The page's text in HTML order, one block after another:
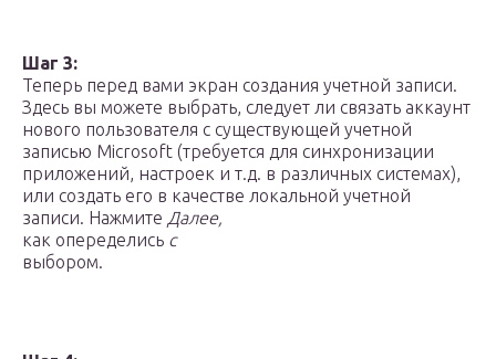
Шаг 3:
Теперь перед вами экран создания учетной записи.
Здесь вы можете выбрать, следует ли связать аккаунт
нового пользователя с существующей учетной
записью Microsoft (требуется для синхронизации
приложений, настроек и т.д. в различных системах),
или создать его в качестве локальной учетной
записи. Нажмите Далее,
как опеределись с
​​выбором.